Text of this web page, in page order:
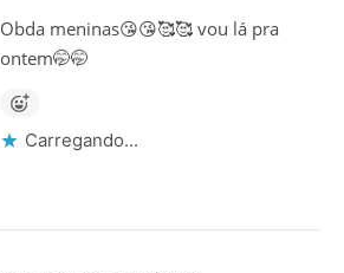
Obda meninas😘😘🥰🥰 vou lá pra
ontem🤭🤭
Carregando...